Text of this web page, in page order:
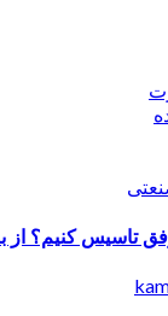
تاسیس کنیم؟ از